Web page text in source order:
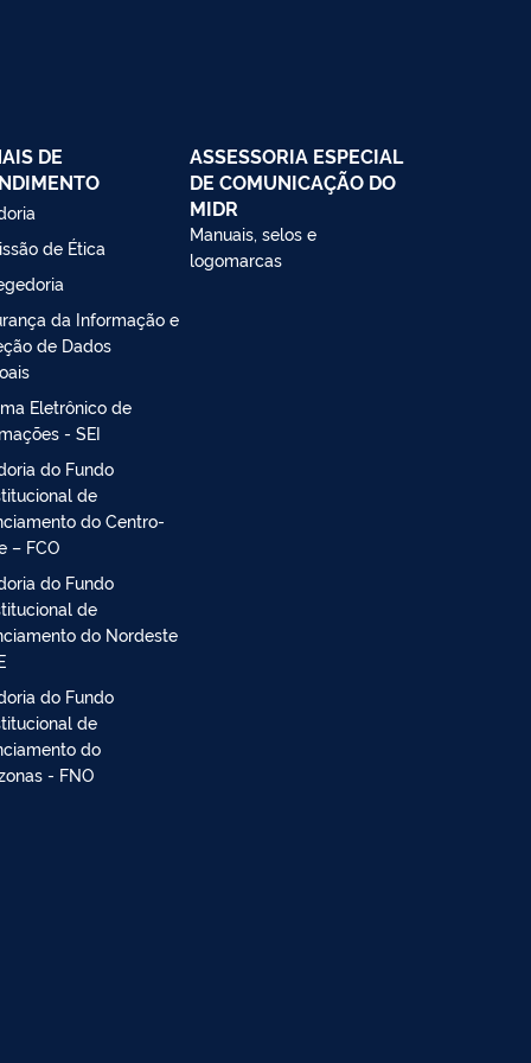
DE
de Ética
da Informação e
de Dados
Eletrônico de
- SEI
do Fundo
de
do Centro-
– FCO
do Fundo
de
do Nordeste
do Fundo
de
do
- FNO
ASSESSORIA ESPECIAL
DE COMUNICAÇÃO DO
MIDR
Manuais, selos e
logomarcas